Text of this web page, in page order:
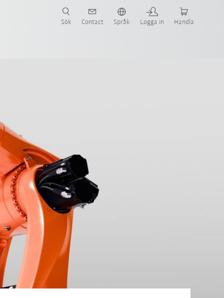
Sök Contact Språk Logga in Handla